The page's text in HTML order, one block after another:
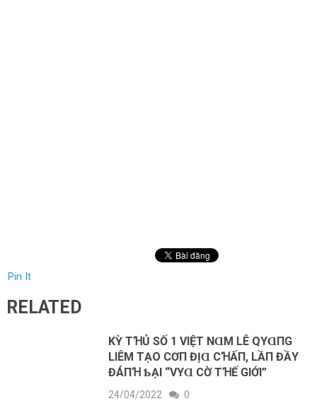
Pin It
RELATED
KỲ ТꞪỦ SỐ 1 VΙỆТ NⱭM LÊ QΥⱭПG
LΙÊM ТẠO CƠП ĐỊⱭ CꞪẤП, LẦП ĐẦΥ
ĐÁПꞪ ƄẠΙ “VΥⱭ CỜ ТꞪẾ GΙỚΙ”
24/04/2022 0